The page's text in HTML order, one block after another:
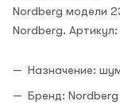
Nordberg модели
Nordberg.
Назначение:
Бренд: Nordberg